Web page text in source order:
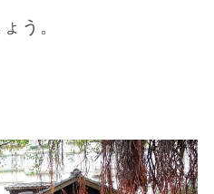
う。